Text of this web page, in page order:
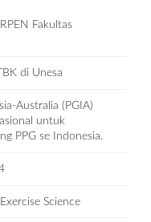
Fakultas
di Unesa
Australia (PGIA)
untuk
PPG se Indonesia.
Science